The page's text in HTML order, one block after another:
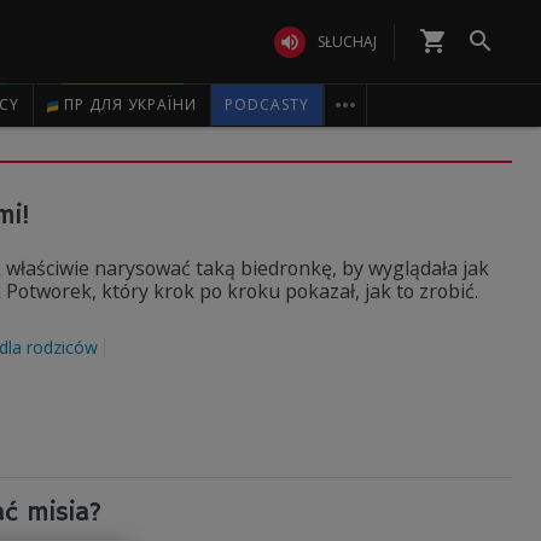
 SŁUCHAJ shopping_cart 
ПР ДЛЯ УКРАЇНИ PODCASTY 
narysować taką biedronkę, by wyglądała jak
który krok po kroku pokazał, jak to zrobić.
rodziców
misia?